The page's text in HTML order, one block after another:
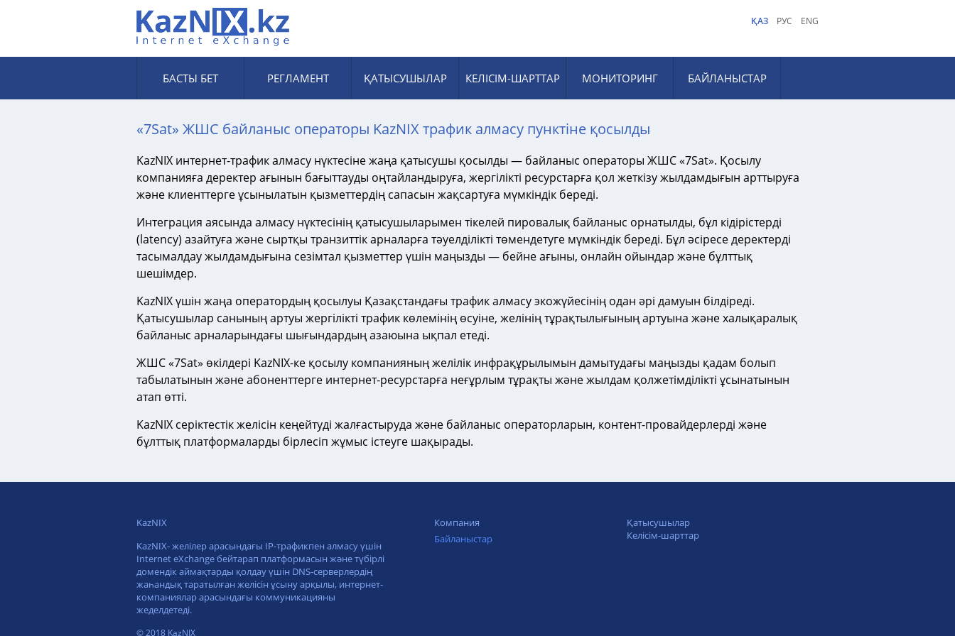
ҚАЗ РУС ENG
БАСТЫ БЕТ РЕГЛАМЕНТ ҚАТЫСУШЫЛАР КЕЛІСІМ-ШАРТТАР МОНИТОРИНГ БАЙЛАНЫСТАР
«7Sat» ЖШС байланыс операторы KazNIХ трафик алмасу пунктіне қосылды
KazNIХ интернет-трафик алмасу нүктесіне жаңа қатысушы қосылды — байланыс операторы ЖШС «7Sat». Қосылу
компанияға деректер ағынын бағыттауды оңтайландыруға, жергілікті ресурстарға қол жеткізу жылдамдығын арттыруға
және клиенттерге ұсынылатын қызметтердің сапасын жақсартуға мүмкіндік береді.
Интеграция аясында алмасу нүктесінің қатысушыларымен тікелей пировалық байланыс орнатылды, бұл кідірістерді
(latency) азайтуға және сыртқы транзиттік арналарға тәуелділікті төмендетуге мүмкіндік береді. Бұл әсіресе деректерді
тасымалдау жылдамдығына сезімтал қызметтер үшін маңызды — бейне ағыны, онлайн ойындар және бұлттық
шешімдер.
KazNIХ үшін жаңа оператордың қосылуы Қазақстандағы трафик алмасу экожүйесінің одан әрі дамуын білдіреді.
Қатысушылар санының артуы жергілікті трафик көлемінің өсуіне, желінің тұрақтылығының артуына және халықаралық
байланыс арналарындағы шығындардың азаюына ықпал етеді.
ЖШС «7Sat» өкілдері KazNIХ-ке қосылу компанияның желілік инфрақұрылымын дамытудағы маңызды қадам болып
табылатынын және абоненттерге интернет-ресурстарға неғұрлым тұрақты және жылдам қолжетімділікті ұсынатынын
атап өтті.
KazNIХ серіктестік желісін кеңейтуді жалғастыруда және байланыс операторларын, контент-провайдерлерді және
бұлттық платформаларды бірлесіп жұмыс істеуге шақырады.
KazNIX
KazNIX- желілер арасындағы IP-трафикпен алмасу үшін
Internet eXchange бейтарап платформасын және түбірлі
домендік аймақтарды қолдау үшін DNS-серверлердің
жаһандық таратылған желісін ұсыну арқылы, интернет-
компаниялар арасындағы коммуникацияны
жеделдетеді.
© 2018 KazNIX
Компания
Байланыстар
Қатысушылар
Келісім-шарттар